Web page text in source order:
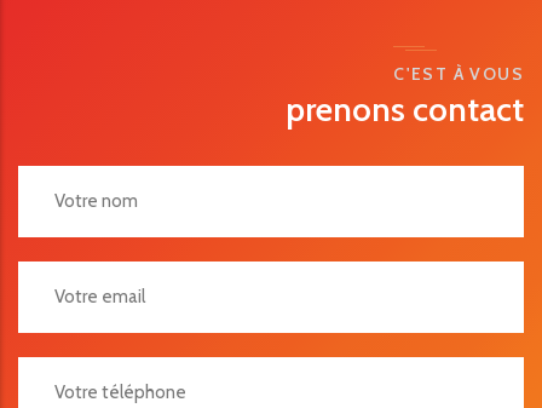
C'EST À VOUS
prenons contact